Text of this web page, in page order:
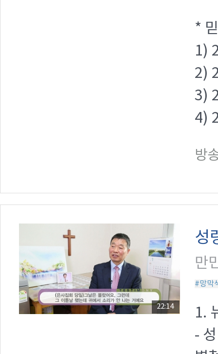
*
1)
2)
3)
4)
방
22:14
성
만
#망막
1.
-